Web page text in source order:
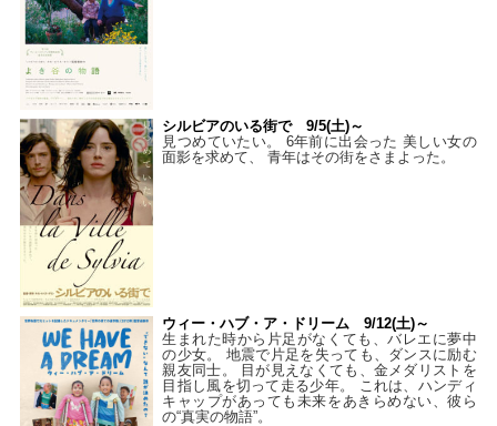
シルビアのいる街で 9/5(土)～
見つめていたい。 6年前に出会った 美しい女の
面影を求めて、 青年はその街をさまよった。
ウィー・ハブ・ア・ドリーム 9/12(土)～
生まれた時から片足がなくても、バレエに夢中
の少女。 地震で片足を失っても、ダンスに励む
親友同士。 目が見えなくても、金メダリストを
目指し風を切って走る少年。 これは、ハンディ
キャップがあっても未来をあきらめない、彼ら
の“真実の物語”。